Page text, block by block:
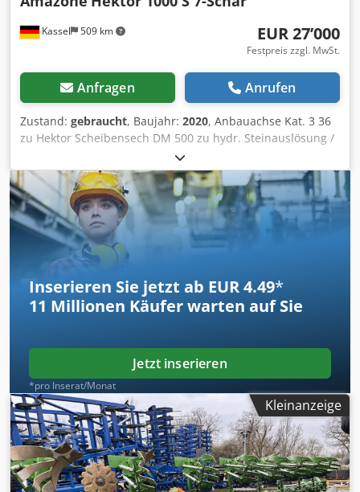
Kassel 509 km EUR 27’000
Festpreis zzgl. MwSt.
Anfragen Anrufen
Zustand: gebraucht, Baujahr: 2020, Anbauachse Kat. 3 36
zu Hektor Scheibensech DM 500 zu hydr. Steinauslösung /
schwer Vorschäler G1 einstellbar Beleuchtung Heck LED
Kenntlichmachung Vorn / Diebstahlsicherung
Typengenehmigung-EU 40km/h - Anhänge-Volldrehpflug -
RH 82 / Erweiterbar Dsdpsthk U Tofx Adkewa
Inserieren Sie jetzt ab EUR 4.49*
11 Millionen Käufer warten auf Sie
Jetzt inserieren
*pro Inserat/Monat
Kleinanzeige